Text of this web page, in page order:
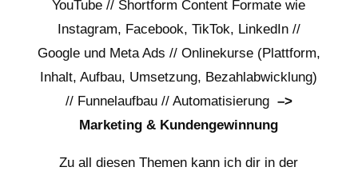
YouTube // Shortform Content Formate wie
Instagram, Facebook, TikTok, LinkedIn //
Google und Meta Ads // Onlinekurse (Plattform,
Inhalt, Aufbau, Umsetzung, Bezahlabwicklung)
// Funnelaufbau // Automatisierung –>
Marketing & Kundengewinnung
Zu all diesen Themen kann ich dir in der